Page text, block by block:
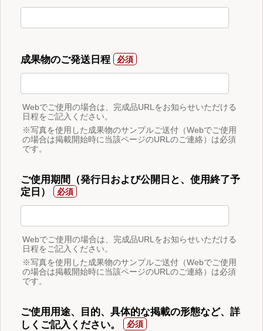
成果物のご発送日程
Webでご使用の場合は、完成品URLをお知らせいただける
日程をご記入ください。
※写真を使用した成果物のサンプルご送付（Webでご使用
の場合は掲載開始時に当該ページのURLのご連絡）は必須
です。
ご使用期間（発行日および公開日と、使用終了予
定日）
Webでご使用の場合は、完成品URLをお知らせいただける
日程をご記入ください。
※写真を使用した成果物のサンプルご送付（Webでご使用
の場合は掲載開始時に当該ページのURLのご連絡）は必須
です。
ご使用用途、目的、具体的な掲載の形態など、詳
しくご記入ください。